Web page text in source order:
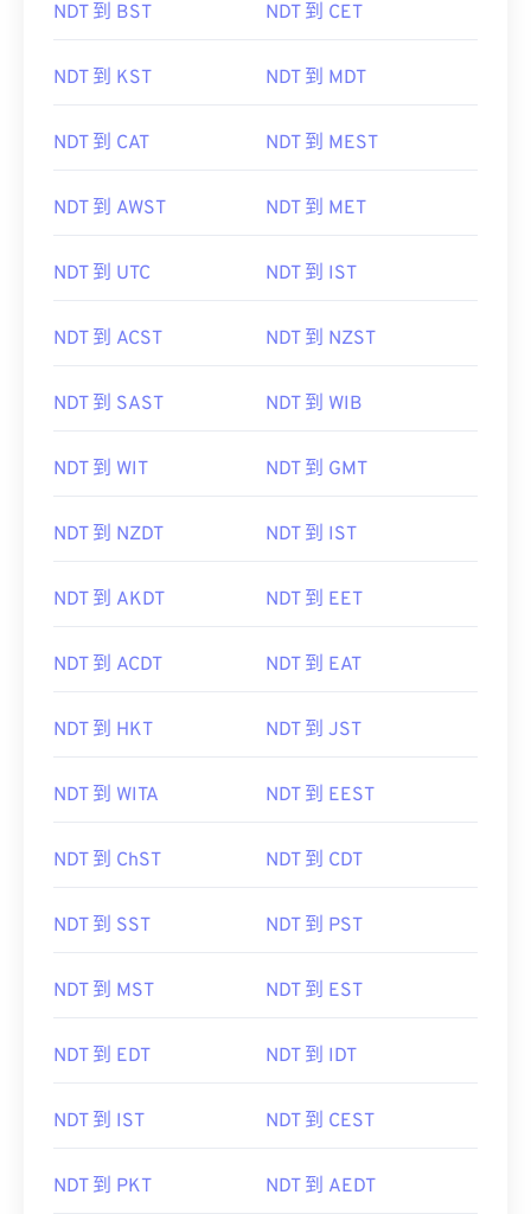
NDT 到 BST NDT 到 CET
NDT 到 KST NDT 到 MDT
NDT 到 CAT NDT 到 MEST
NDT 到 AWST NDT 到 MET
NDT 到 UTC NDT 到 IST
NDT 到 ACST NDT 到 NZST
NDT 到 SAST NDT 到 WIB
NDT 到 WIT NDT 到 GMT
NDT 到 NZDT NDT 到 IST
NDT 到 AKDT NDT 到 EET
NDT 到 ACDT NDT 到 EAT
NDT 到 HKT NDT 到 JST
NDT 到 WITA NDT 到 EEST
NDT 到 ChST NDT 到 CDT
NDT 到 SST NDT 到 PST
NDT 到 MST NDT 到 EST
NDT 到 EDT NDT 到 IDT
NDT 到 IST NDT 到 CEST
NDT 到 PKT NDT 到 AEDT